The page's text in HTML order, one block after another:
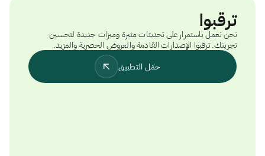
ترقبوا
نحن نعمل باستمرار على تحديثات مثيرة وميزات جديدة لتحسين
تجربتك. ترقبوا الإصدارات القادمة والعروض الحصرية والمزيد.
حمّل التطبيق